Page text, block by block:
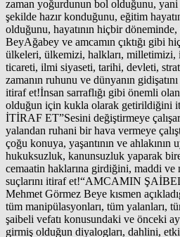
zaman yoğurdunun bol olduğunu, yani
şekilde hazır konduğunu, eğitim
olduğunu, hayatının hiçbir döneminde,
BeyAğabey ve amcamın çıktığı gibi
ülkeleri, ülkemizi, halkları, milletimizi,
ticareti, ilmi siyaseti, tarihi, devleti,
zamanın ruhunu ve dünyanın gidişatını
itiraf et!İnsan sarraflığı gibi önemli
olduğun için kukla olarak
İTİRAF ET”Sesini değiştirmeye
yalandan ruhani bir hava vermeye
çoğu konuya, yaşantının ve ahlakının
hukuksuzluk, kanunsuzluk yaparak
cemaatin haklarına girdiğini, maddi
suçlarını itiraf et!“AMCAMIN
Mehmet Görmez Beye kısmen
tüm manipülasyonları, tüm yalanları,
şaibeli vefatı konusundaki ve önceki
girmiş olduğun diyalogları, dahlini,